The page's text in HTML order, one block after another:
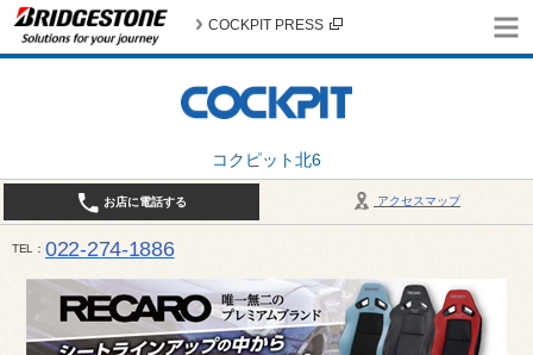
コクピット北6
COCKPIT PRESS
アクセスマップ
お店に電話する
TEL 022-274-1886